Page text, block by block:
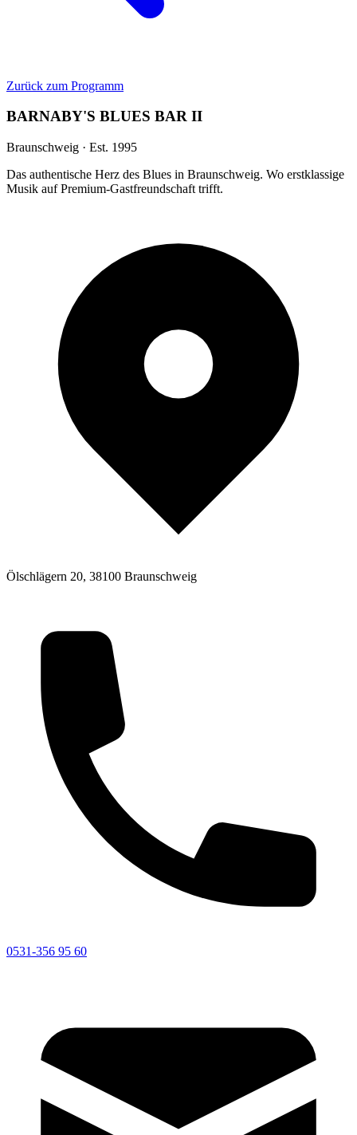
Zurück zum Programm
BARNABY'S BLUES BAR II
Braunschweig · Est. 1995
Das authentische Herz des Blues in Braunschweig. Wo erstklassige
Musik auf Premium-Gastfreundschaft trifft.
Ölschlägern 20, 38100 Braunschweig
0531-356 95 60